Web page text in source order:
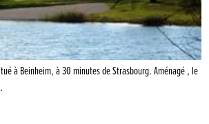
à Beinheim, à 30 minutes de Strasbourg. Aménagé , le